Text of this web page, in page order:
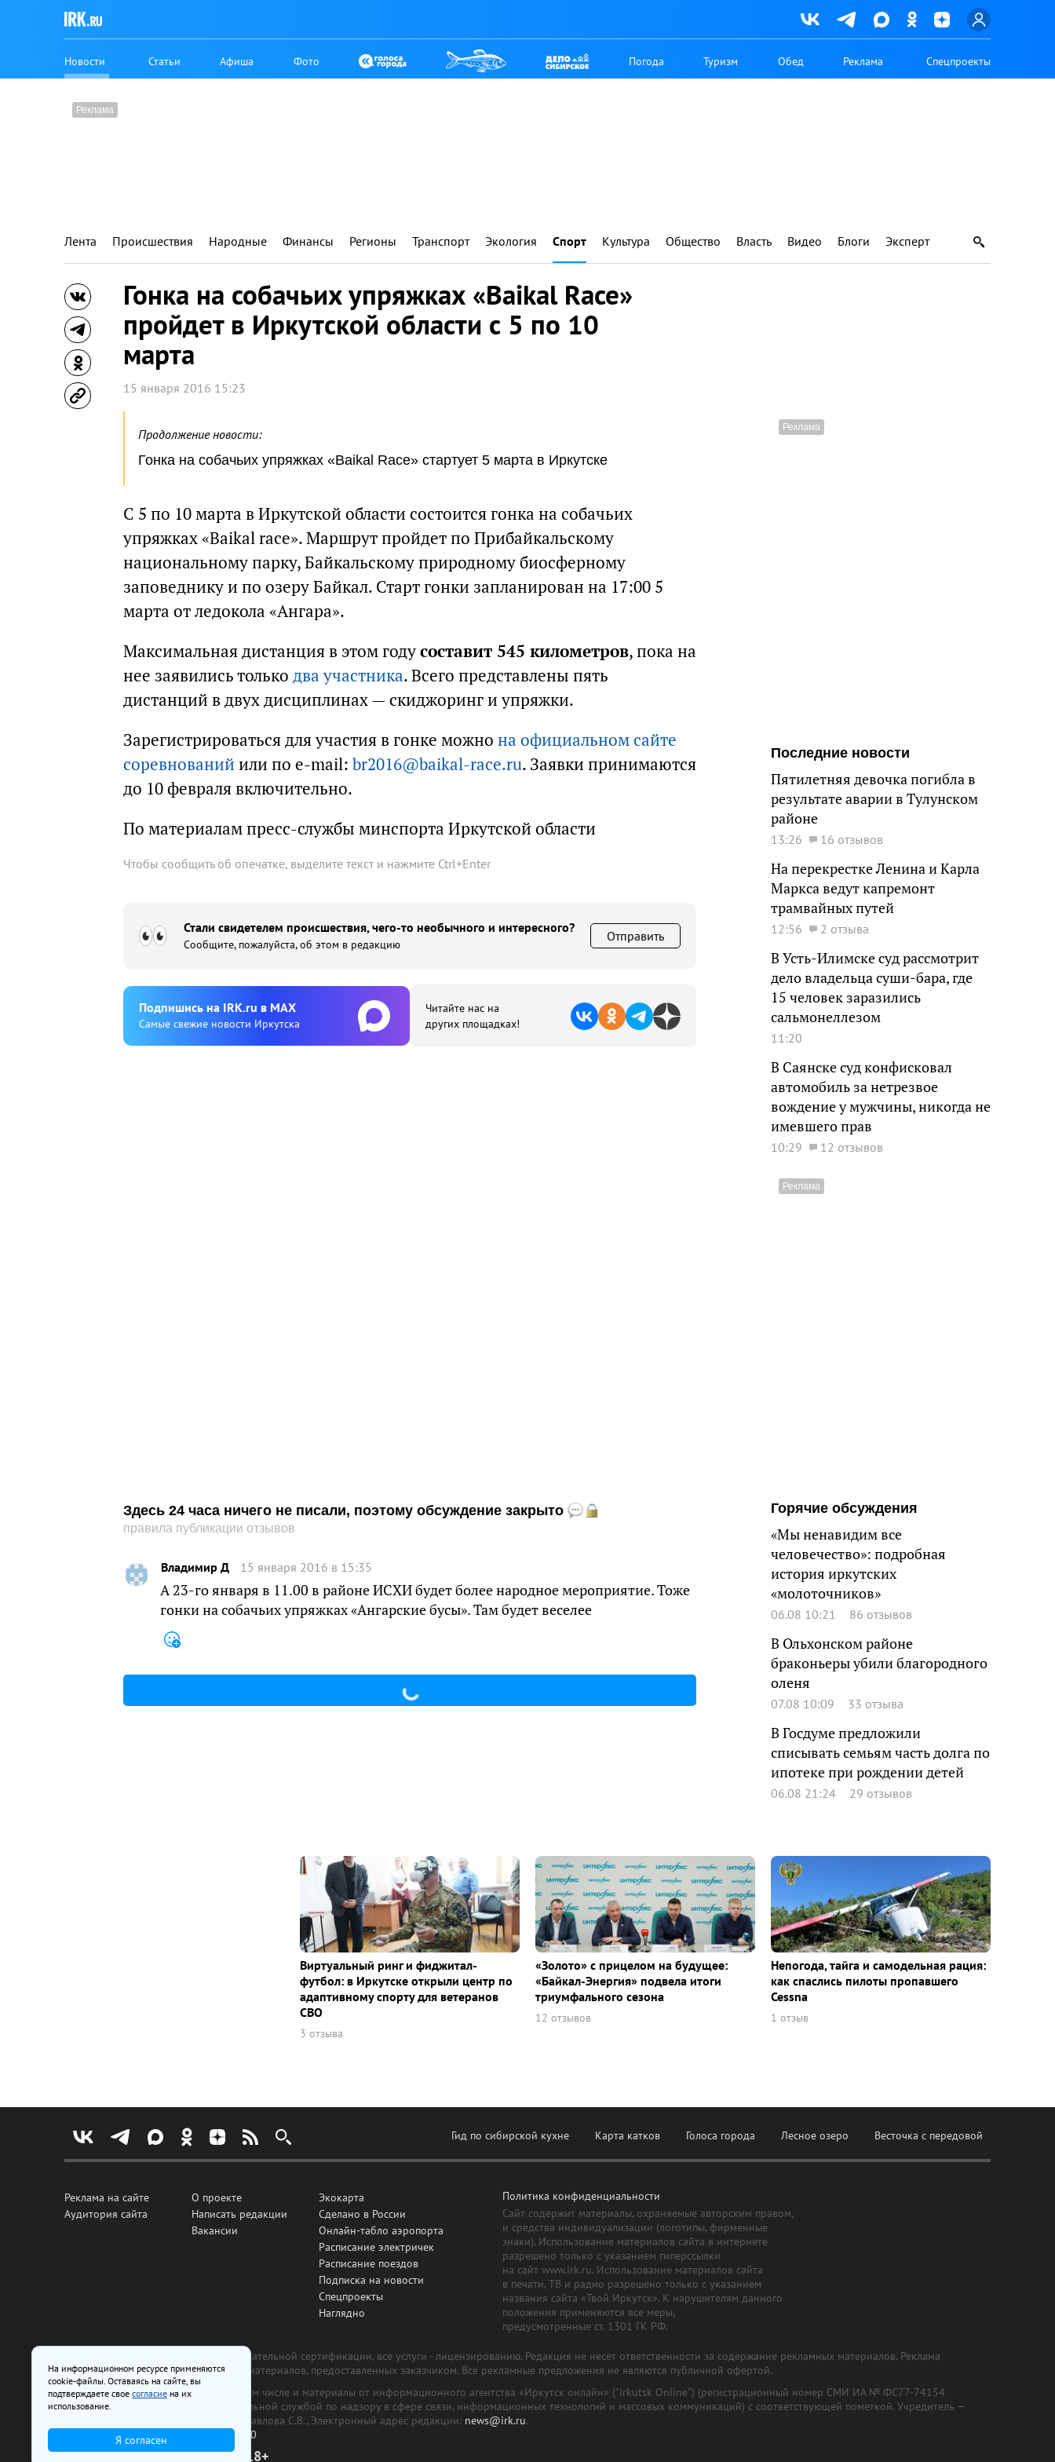
Новости Статьи Афиша Фото Погода Туризм Обед Реклама Спецпроекты
Лента Происшествия Народные Финансы Регионы Транспорт Экология Спорт Культура Общество Власть Видео Блоги Эксперт
Гонка на собачьих упряжках «Baikal Race»
пройдет в Иркутской области с 5 по 10
марта
15 января 2016 15:23
Продолжение новости:
Гонка на собачьих упряжках «Baikal Race» стартует 5 марта в Иркутске
С 5 по 10 марта в Иркутской области состоится гонка на собачьих
упряжках «Baikal race». Маршрут пройдет по Прибайкальскому
национальному парку, Байкальскому природному биосферному
заповеднику и по озеру Байкал. Старт гонки запланирован на 17:00 5
марта от ледокола «Ангара».
Максимальная дистанция в этом годусоставит 545 километров, пока на
нее заявились только два участника. Всего представлены пять
дистанций в двух дисциплинах — скиджоринг и упряжки.
Зарегистрироваться для участия в гонке можно на официальном сайте
соревнований или по e-mail: br2016@baikal-race.ru. Заявки принимаются
до 10 февраля включительно.
По материалам пресс-службы минспорта Иркутской области
Чтобы сообщить об опечатке, выделите текст и нажмите Ctrl+Enter
Стали свидетелем происшествия, чего-то необычного и интересного?
Сообщите, пожалуйста, об этом в редакцию
Отправить
Подпишиcь на IRK.ru в MAX
Cамые свежие новости Иркутска
Читайте нас на
других площадках!
Здесь 24 часа ничего не писали, поэтому обсуждение закрыто
правила публикации отзывов
Владимир Д 15 января 2016 в 15:35
А 23-го января в 11.00 в районе ИСХИ будет более народное мероприятие. Тоже
гонки на собачьих упряжках «Ангарские бусы». Там будет веселее
Последние новости
Пятилетняя девочка погибла в
результате аварии в Тулунском
районе
13:26 16 отзывов
На перекрестке Ленина и Карла
Маркса ведут капремонт
трамвайных путей
12:56 2 отзыва
В Усть-Илимске суд рассмотрит
дело владельца суши-бара, где
15 человек заразились
сальмонеллезом
11:20
В Саянске суд конфисковал
автомобиль за нетрезвое
вождение у мужчины, никогда не
имевшего прав
10:29 12 отзывов
Горячие обсуждения
«Мы ненавидим все
человечество»: подробная
история иркутских
«молоточников»
06.08 10:21 86 отзывов
В Ольхонском районе
браконьеры убили благородного
оленя
07.08 10:09 33 отзыва
В Госдуме предложили
списывать семьям часть долга по
ипотеке при рождении детей
06.08 21:24 29 отзывов
Виртуальный ринг и фиджитал-
футбол: в Иркутске открыли центр по
адаптивному спорту для ветеранов
СВО
3 отзыва
«Золото» с прицелом на будущее:
«Байкал-Энергия» подвела итоги
триумфального сезона
12 отзывов
Непогода, тайга и самодельная рация:
как спаслись пилоты пропавшего
Cessna
1 отзыв
Гид по сибирской кухне Карта катков Голоса города Лесное озеро Весточка с передовой
Реклама на сайте
Аудитория сайта
О проекте
Написать редакции
Вакансии
Экокарта
Сделано в России
Онлайн-табло аэропорта
Расписание электричек
Расписание поездов
Подписка на новости
Спецпроекты
Наглядно
Политика конфиденциальности
Сайт содержит материалы, охраняемые авторским правом,
и средства индивидуализации (логотипы, фирменные
знаки). Использование материалов сайта в интернете
разрешено только с указанием гиперссылки
на сайт www.irk.ru. Использование материалов сайта
в печати, ТВ и радио разрешено только с указанием
названия сайта «Твой Иркутск». К нарушителям данного
положения применяются все меры,
предусмотренные ст. 1301 ГК РФ.
Все рекламные товары подлежат обязательной сертификации, все услуги - лицензированию. Редакция не несет ответственности за содержание рекламных материалов. Реклама
изготовлена и размещена на основе материалов, предоставленных заказчиком. Все рекламные предложения не являются публичной офертой.
На сайте www.irk.ru размещаются в том числе и материалы от информационного агентства «Иркутск онлайн» ("Irkutsk Online") (регистрационный номер СМИ ИА № ФС77-74154
от 29 октября 2018 г., выдан Федеральной службой по надзору в сфере связи, информационных технологий и массовых коммуникаций) с соответствующей пометкой. Учредитель —
ООО «Ирк.ру». Главный редактор — Павлова С.В., Электронный адрес редакции: news@irk.ru.
Телефон редакции:
+7 (3952) 48-88-50
18+
На информационном ресурсе применяются
cookie-файлы. Оставаясь на сайте, вы
подтверждаете свое согласие на их
использование.
Я согласен